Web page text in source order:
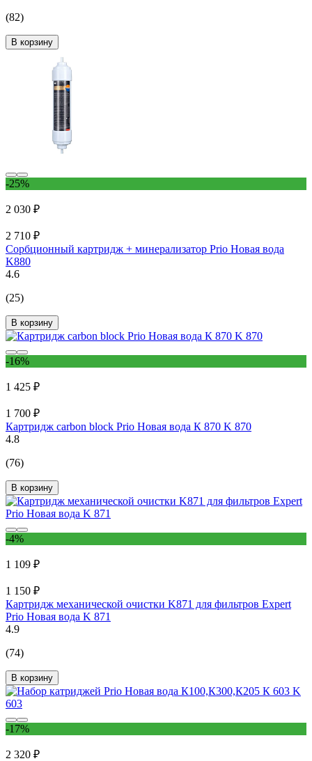
(82)
В корзину
-25%
2 030 ₽
2 710 ₽
Сорбционный картридж + минерализатор Prio Новая вода
K880
4.6
(25)
В корзину
-16%
1 425 ₽
1 700 ₽
Картридж carbon block Prio Новая вода К 870 K 870
4.8
(76)
В корзину
-4%
1 109 ₽
1 150 ₽
Картридж механической очистки K871 для фильтров Expert
Prio Новая вода K 871
4.9
(74)
В корзину
-17%
2 320 ₽